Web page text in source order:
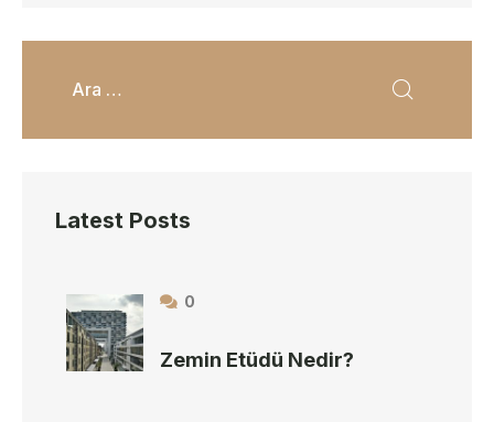
Latest Posts
0
Zemin Etüdü Nedir?